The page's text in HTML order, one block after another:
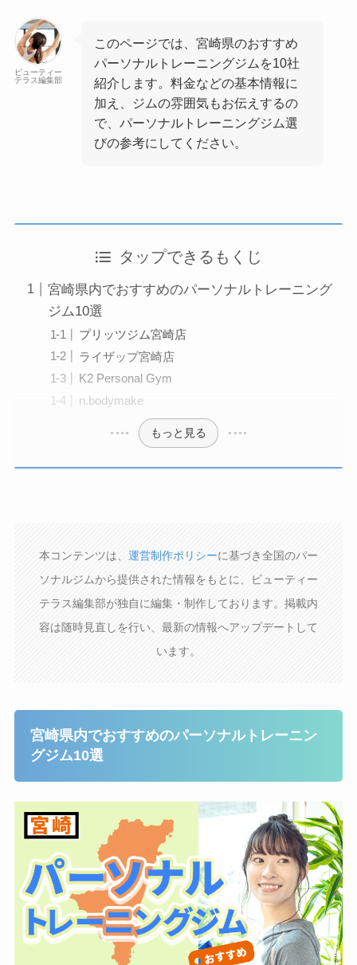
ビューティー
テラス編集部
このページでは、宮崎県のおすすめ
パーソナルトレーニングジムを10社
紹介します。料金などの基本情報に
加え、ジムの雰囲気もお伝えするの
で、パーソナルトレーニングジム選
びの参考にしてください。
タップできるもくじ
宮崎県内でおすすめのパーソナルトレーニング
ジム10選
プリッツジム宮崎店
ライザップ宮崎店
K2 Personal Gym
n.bodymake
もっと見る
本コンテンツは、 運営制作ポリシーに基づき全国のパー
ソナルジムから提供された情報をもとに、ビューティー
テラス編集部が独自に編集・制作しております。掲載内
容は随時見直しを行い、最新の情報へアップデートして
います。
宮崎県内でおすすめのパーソナルトレーニン
グジム10選